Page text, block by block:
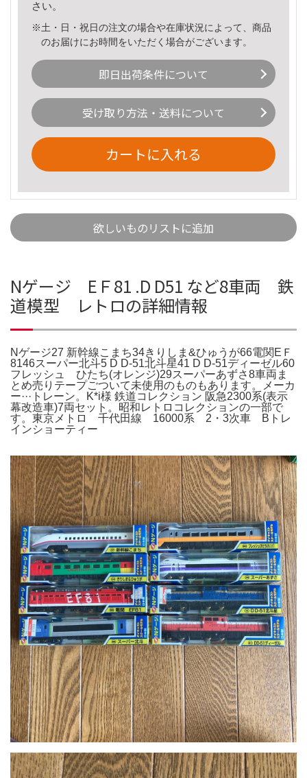
さい。
※土・日・祝日の注文の場合や在庫状況によって、商品
のお届けにお時間をいただく場合がございます。
即日出荷条件について
受け取り方法・送料について
カートに入れる
欲しいものリストに追加
Nゲージ EＦ81 .D D51 など8車両 鉄
道模型 レトロの詳細情報
Nゲージ27 新幹線こまち34きりしま&ひゅうが66電関EＦ
8146スーパー北斗5 D D-51北斗星41 D D-51ディーゼル60
フレッシュ ひたち(オレンジ)29スーパーあずさ8車両ま
とめ売りテープごついて未使用のものもあります。メーカ
ー···トレーン。K*i様 鉄道コレクション 阪急2300系(表示
幕改造車)7両セット。昭和レトロコレクションの一部で
す。東京メトロ 千代田線 16000系 2・3次車 Bトレ
インショーティー